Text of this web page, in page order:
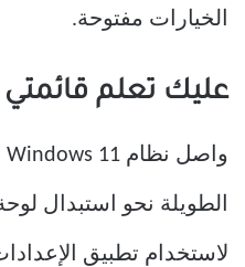
الخيارات مفتوحة.
عليك تعلم قائمتي
الطويلة نحو استبدال